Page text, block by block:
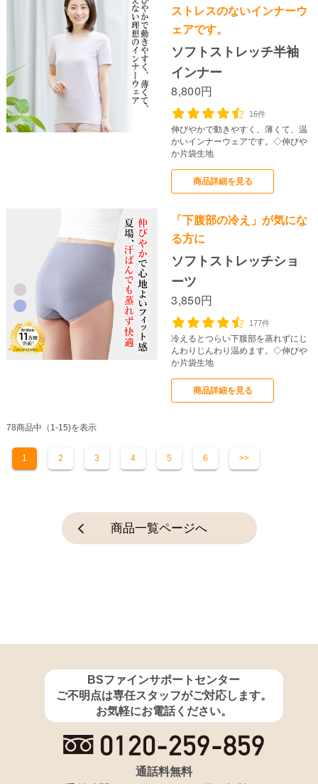
ストレスのないインナーウ
ェアです。
ソフトストレッチ半袖
インナー
8,800円
16件
伸びやかで動きやすく、薄くて、温
かいインナーウェアです。◇伸びや
か片袋生地
商品詳細を見る
「下腹部の冷え」が気にな
る方に
ソフトストレッチショ
ーツ
3,850円
177件
冷えるとつらい下腹部を蒸れずにじ
んわりじんわり温めます。◇伸びや
か片袋生地
商品詳細を見る
78商品中（1-15)を表示
1 2 3 4 5 6 >>
商品一覧ページへ
BSファインサポートセンター
ご不明点は専任スタッフがご対応します。
お気軽にお電話ください。
通話料無料